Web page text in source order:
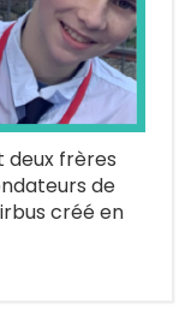
deux frères
de
créé en